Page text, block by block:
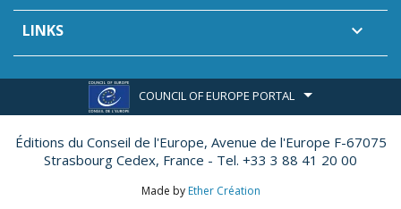
LINKS 
COUNCIL OF EUROPE PORTAL
Éditions du Conseil de l'Europe, Avenue de l'Europe F-67075
Strasbourg Cedex, France - Tel. +33 3 88 41 20 00
Made by Ether Création